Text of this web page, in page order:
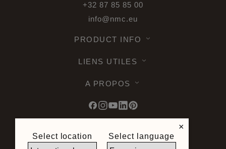
+32 87 85 85 00
info@nmc.eu
PRODUCT INFO
LIENS UTILES
A PROPOS
© 2026 Noël & Marquet. Tous droits
×
Select location Select language